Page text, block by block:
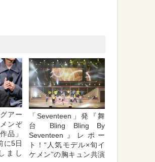
アー
ンぞ
品」
に5日
まし
「Seventeen」発『舞
台 Bling Bling By
Seventeen』レポー
ト！“人気モデル×旬イ
ケメン”の胸キュン共演